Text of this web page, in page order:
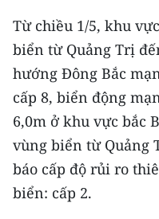
Ảnh
Infographic
TIN MỚI
TIN ĐỊA PHƯƠNG
Trung du và miền
Từ chiều 1/5, khu
biển từ Quảng Trị
hướng Đông Bắc
cấp 8, biển động
6,0m ở khu vực bắc
vùng biển từ Quảng
báo cấp độ rủi ro
biển: cấp 2.